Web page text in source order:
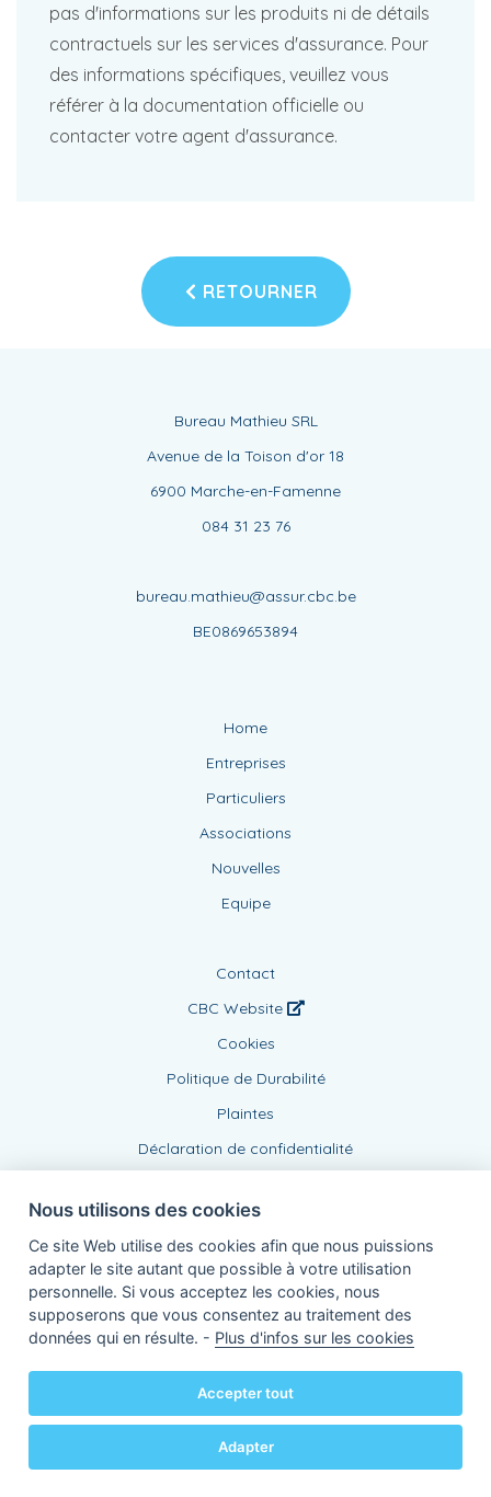
pas d'informations sur les produits ni de détails
contractuels sur les services d'assurance. Pour
des informations spécifiques, veuillez vous
référer à la documentation officielle ou
contacter votre agent d'assurance.
RETOURNER
Bureau Mathieu SRL
Avenue de la Toison d'or 18
6900 Marche-en-Famenne
084 31 23 76
bureau.mathieu@assur.cbc.be
BE0869653894
Home
Entreprises
Particuliers
Associations
Nouvelles
Equipe
Contact
CBC Website
Cookies
Politique de Durabilité
Plaintes
Déclaration de confidentialité
Agent lié, BE0869653894
de KBC Assurances sa
3000 Louvain - Belgique
TVA BE 0403.552.563 - RPR Louvain
Powered byKBC-Agent(versie 3.21.0)
© 2026 tous droits réservés
Nous utilisons des cookies
Ce site Web utilise des cookies afin que nous puissions
adapter le site autant que possible à votre utilisation
personnelle. Si vous acceptez les cookies, nous
supposerons que vous consentez au traitement des
données qui en résulte. - Plus d'infos sur les cookies
Accepter tout
Adapter